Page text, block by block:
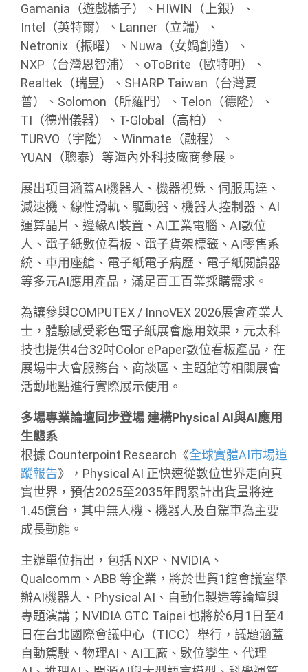
Gamania（遊戲橘子）、HIWIN（上銀）、
Intel（英特爾）、Lanner（立端）、
Netronix（振曜）、Nuwa（女媧創造）、
NXP（台灣恩智浦）、oToBrite（歐特明）、
Realtek（瑞昱）、SHARP Taiwan（台灣夏
普）、Solomon（所羅門）、Telon（德隆）、
TI（德州儀器）、T-Global（高柏）、
TURVO（宇隆）、Winmate（融程）、
YUAN（聰泰）等海內外科技廠商參展。
展出項目涵蓋AI機器人、機器視覺、伺服馬達、
減速機、線性滑軌、驅動器、機器人控制器、AI
運算晶片、邊緣AI裝置、AI工業電腦、AI數位
人、電子紙數位看板、電子貨架標籤、AI零售系
統、車用座艙、電子紙電子病歷、電子紙閱讀器
等多元AI應用產品，滿足百工百業採購需求。
為讓參與COMPUTEX / InnoVEX 2026展會產業人
士，體驗感受彩色電子紙展會應用效果，元太科
技也提供4台32吋Color ePaper數位看板產品，在
展場中大會服務台、商談區、主題館等相關展會
活動地點進行實際展示使用。
多場專業論壇同步登場 建構Physical AI與AI應用
生態系
根據 Counterpoint Research《全球實體AI市場追
蹤報告》，Physical AI 正快速從數位世界走向真
實世界，預估2025至2035年間累計出貨量將達
1.45億台，其中無人機、機器人及自駕車為主要
成長動能。
主辦單位指出，包括 NXP、NVIDIA、
Qualcomm、ABB 等企業，將於世貿1館會議室舉
辦AI機器人、Physical AI、自動化製造等論壇與
專題演講；NVIDIA GTC Taipei 也將於6月1日至4
日在台北國際會議中心（TICC）舉行，議題涵蓋
自動駕駛、物理AI、AI工廠、數位孿生、代理